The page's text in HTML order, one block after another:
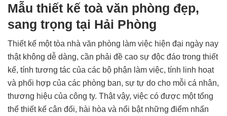
Mẫu thiết kế toà văn phòng đẹp,
sang trọng tại Hải Phòng
Thiết kế một tòa nhà văn phòng làm việc hiện đại ngày nay
thật không dễ dàng, cần phải đề cao sự độc đáo trong thiết
kế, tính tương tác của các bộ phận làm việc, tính linh hoạt
và phối hợp của các phòng ban, sự tự do cho mỗi cá nhân,
thương hiệu của công ty. Thật vậy, việc có được một tổng
thể thiết kế cân đối, hài hòa và nổi bật những điểm nhấn